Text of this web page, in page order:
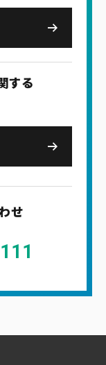
する
せ